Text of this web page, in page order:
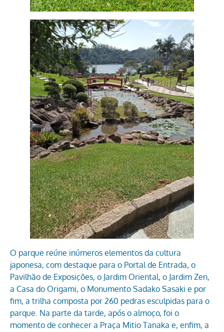
O parque reúne inúmeros elementos da cultura
japonesa, com destaque para o Portal de Entrada, o
Pavilhão de Exposições, o Jardim Oriental, o Jardim Zen,
a Casa do Origami, o Monumento Sadako Sasaki e por
fim, a trilha composta por 260 pedras esculpidas para o
parque. Na parte da tarde, após o almoço, foi o
momento de conhecer a Praça Mitio Tanaka e, enfim, a